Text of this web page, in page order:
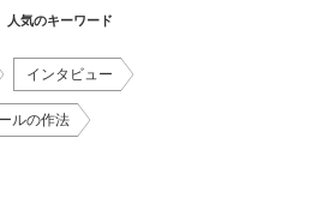
人気のキーワード
インタビュー
ルの作法